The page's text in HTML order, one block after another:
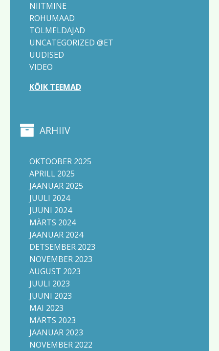
NIITMINE
ROHUMAAD
TOLMELDAJAD
UNCATEGORIZED @ET
UUDISED
VIDEO
KÕIK TEEMAD
ARHIIV
OKTOOBER 2025
APRILL 2025
JAANUAR 2025
JUULI 2024
JUUNI 2024
MÄRTS 2024
JAANUAR 2024
DETSEMBER 2023
NOVEMBER 2023
AUGUST 2023
JUULI 2023
JUUNI 2023
MAI 2023
MÄRTS 2023
JAANUAR 2023
NOVEMBER 2022